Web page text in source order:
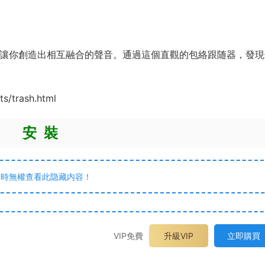
你創造出相互融合的聲音。通過這個直觀的包絡跟随器，發
trash.html
安 裝
無權查看此隐藏内容！
VIP免費 升級VIP 立即購買